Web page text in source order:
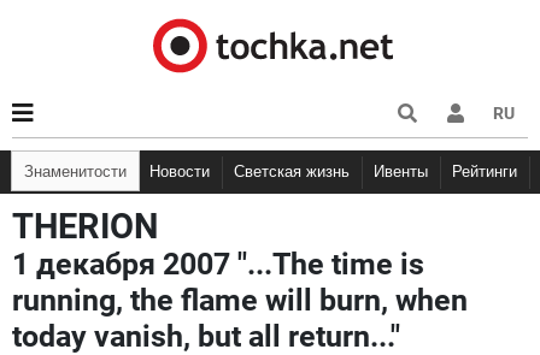
RU
Знаменитости Новости Светская жизнь Ивенты Рейтинги
THERION
1 декабря 2007 "...The time is
running, the flame will burn, when
today vanish, but all return..."